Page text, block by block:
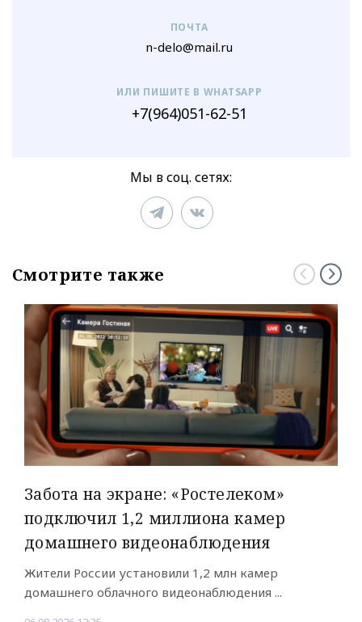
ПОЧТА
n-delo@mail.ru
ИЛИ ПИШИТЕ В WHATSAPP
+7(964)051-62-51
Мы в соц. сетях:
Смотрите также
Забота на экране: «Ростелеком»
подключил 1,2 миллиона камер
домашнего видеонаблюдения
Жители России установили 1,2 млн камер
домашнего облачного видеонаблюдения ...